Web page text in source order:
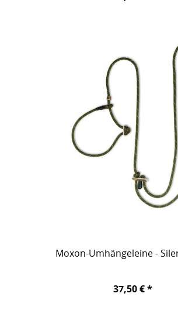
Moxon-Umhängeleine -
37,50 € *